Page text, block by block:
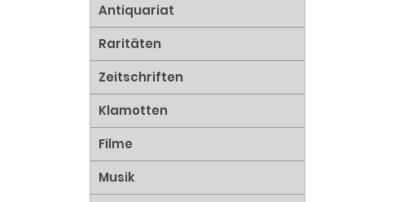
Antiquariat
Raritäten
Zeitschriften
Klamotten
Filme
Musik